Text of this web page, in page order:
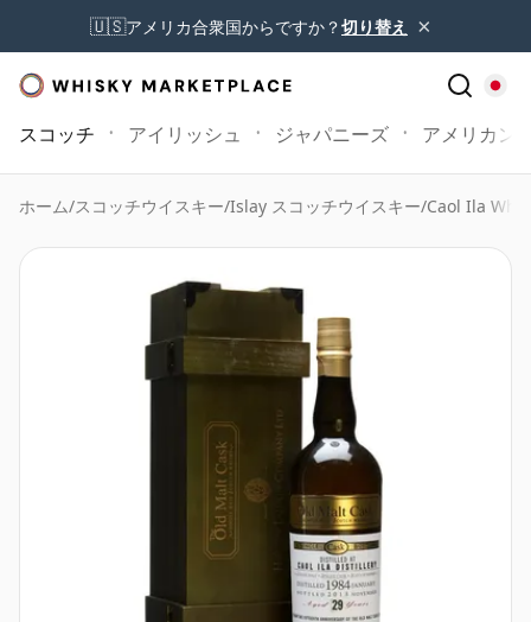
🇺🇸アメリカ合衆国からですか？切り替え ×
スコッチ アイリッシュ ジャパニーズ アメリカン
ホーム/スコッチウイスキー/Islay スコッチウイスキー/Caol Ila